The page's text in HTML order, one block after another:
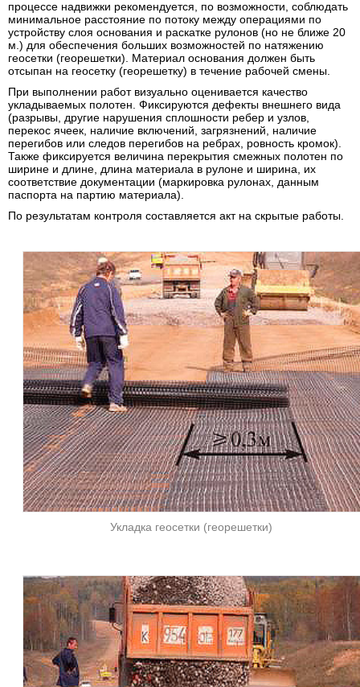
процессе надвижки рекомендуется, по возможности, соблюдать
минимальное расстояние по потоку между операциями по
устройству слоя основания и раскатке рулонов (но не ближе 20
м.) для обеспечения больших возможностей по натяжению
геосетки (георешетки). Материал основания должен быть
отсыпан на геосетку (георешетку) в течение рабочей смены.
При выполнении работ визуально оценивается качество
укладываемых полотен. Фиксируются дефекты внешнего вида
(разрывы, другие нарушения сплошности ребер и узлов,
перекос ячеек, наличие включений, загрязнений, наличие
перегибов или следов перегибов на ребрах, ровность кромок).
Также фиксируется величина перекрытия смежных полотен по
ширине и длине, длина материала в рулоне и ширина, их
соответствие документации (маркировка рулонах, данным
паспорта на партию материала).
По результатам контроля составляется акт на скрытые работы.
Укладка геосетки (георешетки)